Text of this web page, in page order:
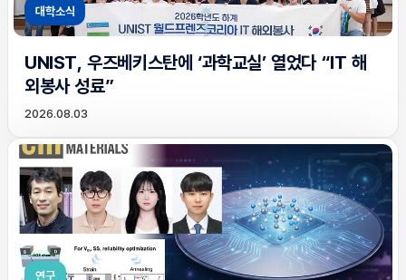
대학소식
UNIST, 우즈베키스탄에 ‘과학교실’ 열었다 “IT 해
외봉사 성료”
2026.08.03
연구